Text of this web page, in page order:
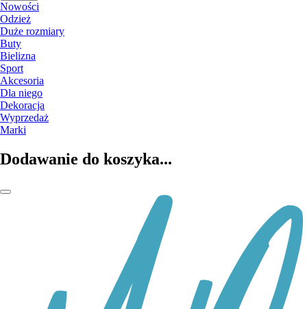
Nowości
Odzież
Duże rozmiary
Buty
Bielizna
Sport
Akcesoria
Dla niego
Dekoracja
Wyprzedaż
Marki
Dodawanie do koszyka...